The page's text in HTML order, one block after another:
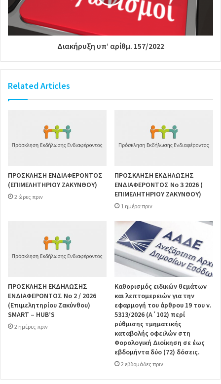
Διακήρυξη υπ’ αρίθμ. 157/2022
Related Articles
ΠΡΟΣΚΛΗΣΗ ΕΝΔΙΑΦΕΡΟΝΤΟΣ
(ΕΠΙΜΕΛΗΤΗΡΙΟΥ ΖΑΚΥΝΘΟΥ)
2 ώρες πριν
ΠΡΟΣΚΛΗΣΗ ΕΚΔΗΛΩΣΗΣ
ΕΝΔΙΑΦΕΡΟΝΤΟΣ Νο 3 2026 (
ΕΠΙΜΕΛΗΤΗΡΙΟΥ ΖΑΚΥΝΘΟΥ)
1 ημέρα πριν
ΠΡΟΣΚΛΗΣΗ ΕΚΔΗΛΩΣΗΣ
ΕΝΔΙΑΦΕΡΟΝΤΟΣ Νο 2 / 2026
(Επιμελητηρίου Ζακύνθου)
SMART – HUB’S
2 ημέρες πριν
Καθορισμός ειδικών θεμάτων
και λεπτομερειών για την
εφαρμογή του άρθρου 19 του ν.
5313/2026 (Α΄102) περί
ρύθμισης τμηματικής
καταβολής οφειλών στη
Φορολογική Διοίκηση σε έως
εβδομήντα δύο (72) δόσεις.
2 εβδομάδες πριν